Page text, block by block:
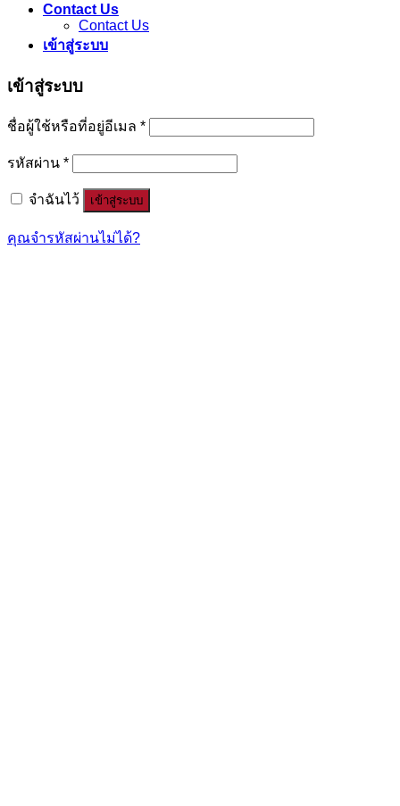
Contact Us
Contact Us
เข้าสู่ระบบ
เข้าสู่ระบบ
ชื่อผู้ใช้หรือที่อยู่อีเมล *
รหัสผ่าน *
จำฉันไว้ เข้าสู่ระบบ
คุณจำรหัสผ่านไม่ได้?